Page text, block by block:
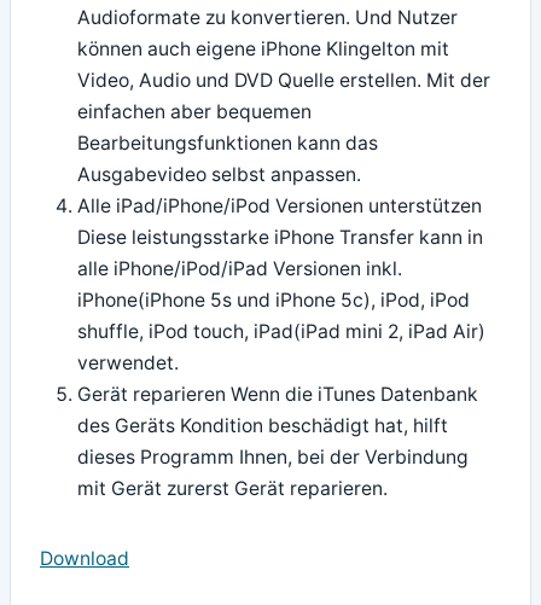
Audioformate zu konvertieren. Und Nutzer
können auch eigene iPhone Klingelton mit
Video, Audio und DVD Quelle erstellen. Mit der
einfachen aber bequemen
Bearbeitungsfunktionen kann das
Ausgabevideo selbst anpassen.
Alle iPad/iPhone/iPod Versionen unterstützen
Diese leistungsstarke iPhone Transfer kann in
alle iPhone/iPod/iPad Versionen inkl.
iPhone(iPhone 5s und iPhone 5c), iPod, iPod
shuffle, iPod touch, iPad(iPad mini 2, iPad Air)
verwendet.
Gerät reparieren Wenn die iTunes Datenbank
des Geräts Kondition beschädigt hat, hilft
dieses Programm Ihnen, bei der Verbindung
mit Gerät zurerst Gerät reparieren.
Download